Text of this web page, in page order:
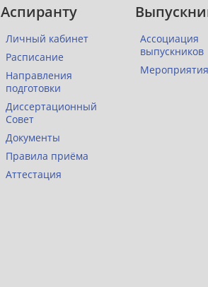
Аспиранту
Личный кабинет
Расписание
Направления
подготовки
Диссертационный
Совет
Документы
Правила приёма
Аттестация
Ассоциация
выпускников
Мероприятия